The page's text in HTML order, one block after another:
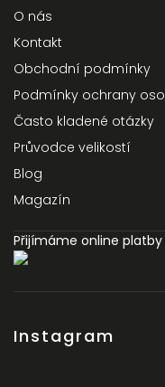
O nás
Kontakt
Obchodní podmínky
Podmínky ochrany
Často kladené otázky
Průvodce velikostí
Blog
Magazín
Přijímáme online platby
Instagram